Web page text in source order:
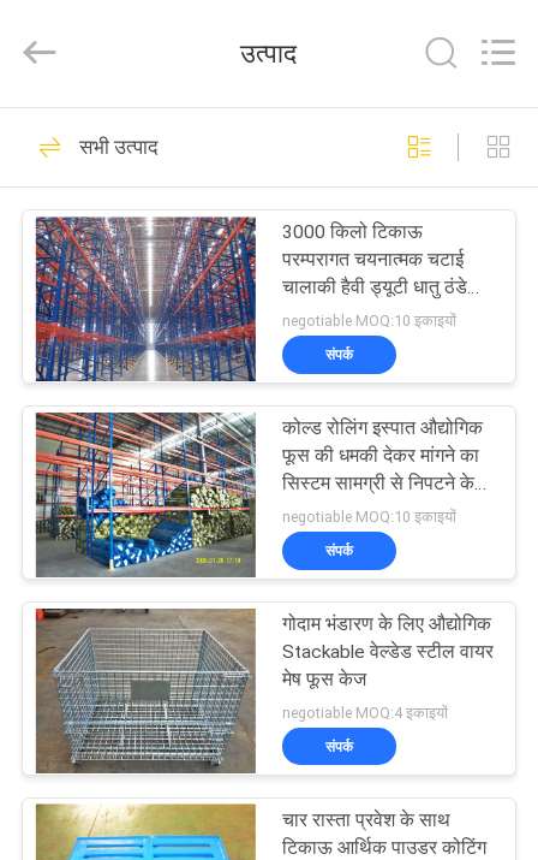
उत्पादों
हमारे
बारे
कारखाना
भ्रमण
गुणवत्ता
नियंत्रण
संपर्क
करें
समाचार
ORBIT
Metal
Ltd.
Reserved.
हैवी ड्यूटी फूस की धमकी
देकर मांगने का
21
चयनात्मक फूस की धमकी
देकर मांगने का
25
लंबी अवधि धमकी देकर
मांगने का
23
उत्पाद
सभी उत्पाद
3000 किलो टिकाऊ
परम्परागत चयनात्मक चटाई
चालाकी हैवी ड्यूटी धातु ठंडे
बस्ते में डालने
negotiable MOQ:10 इकाइयों
संपर्क
कोल्ड रोलिंग इस्पात औद्योगिक
फूस की धमकी देकर मांगने का
सिस्टम सामग्री से निपटने के
लिए
negotiable MOQ:10 इकाइयों
संपर्क
गोदाम भंडारण के लिए औद्योगिक
Stackable वेल्डेड स्टील वायर
मेष फूस केज
negotiable MOQ:4 इकाइयों
संपर्क
चार रास्ता प्रवेश के साथ
टिकाऊ आर्थिक पाउडर कोटिंग